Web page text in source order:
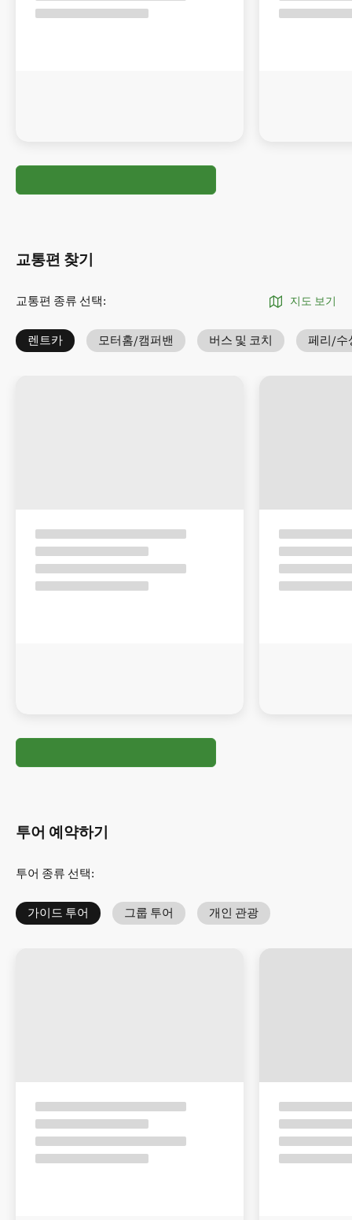
교통편 찾기
교통편 종류 선택: 지도 보기
렌트카 모터홈/캠퍼밴 버스 및 코치 페리/수
투어 예약하기
투어 종류 선택:
가이드 투어 그룹 투어 개인 관광